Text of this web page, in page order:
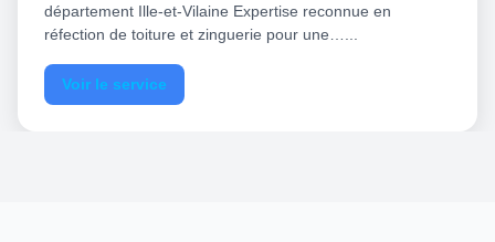
département Ille-et-Vilaine Expertise reconnue en
réfection de toiture et zinguerie pour une…...
Voir le service